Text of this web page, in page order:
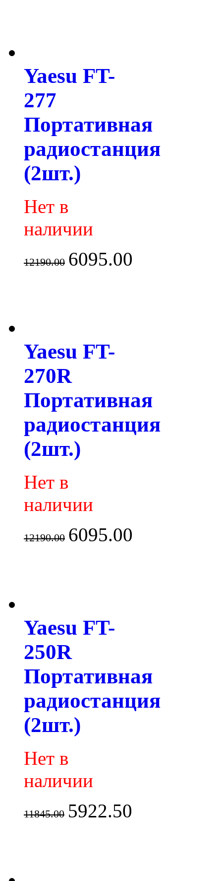
Yaesu FT-
277
Портативная
радиостанция
(2шт.)
Нет в
наличии
12190.00 6095.00
Yaesu FT-
270R
Портативная
радиостанция
(2шт.)
Нет в
наличии
12190.00 6095.00
Yaesu FT-
250R
Портативная
радиостанция
(2шт.)
Нет в
наличии
11845.00 5922.50